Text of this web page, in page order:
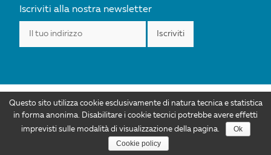
Iscriviti alla nostra newsletter
Attribuzione 4.0 Internazionale. Autorizzazioni ulteriori rispetto allo scopo di
questa licenza sono disponibili all'indirizzo info@cild.eu |Privacy policy
Questo sito utilizza cookie esclusivamente di natura tecnica e statistica
in forma anonima. Disabilitare i cookie tecnici potrebbe avere effetti
imprevisti sulle modalità di visualizzazione della pagina.
Ok
Cookie policy